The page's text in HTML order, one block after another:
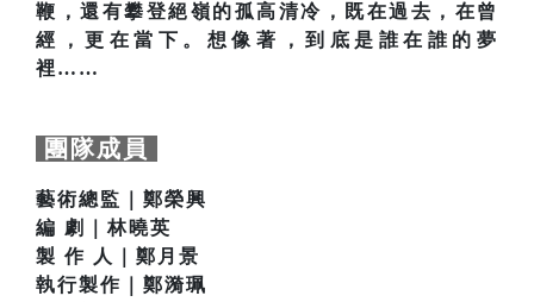
鞭，還有攀登絕嶺的孤高清冷，既在過去，在曾
經，更在當下。想像著，到底是誰在誰的夢
裡……
團隊成員
藝術總監｜鄭榮興
編 劇｜林曉英
製 作 人｜鄭月景
執行製作｜鄭漪珮